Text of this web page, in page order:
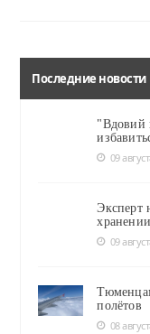
Последние новости
"Вдовий
09
Эксперт
09
полётов
08